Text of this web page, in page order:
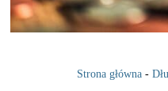
Strona główna-